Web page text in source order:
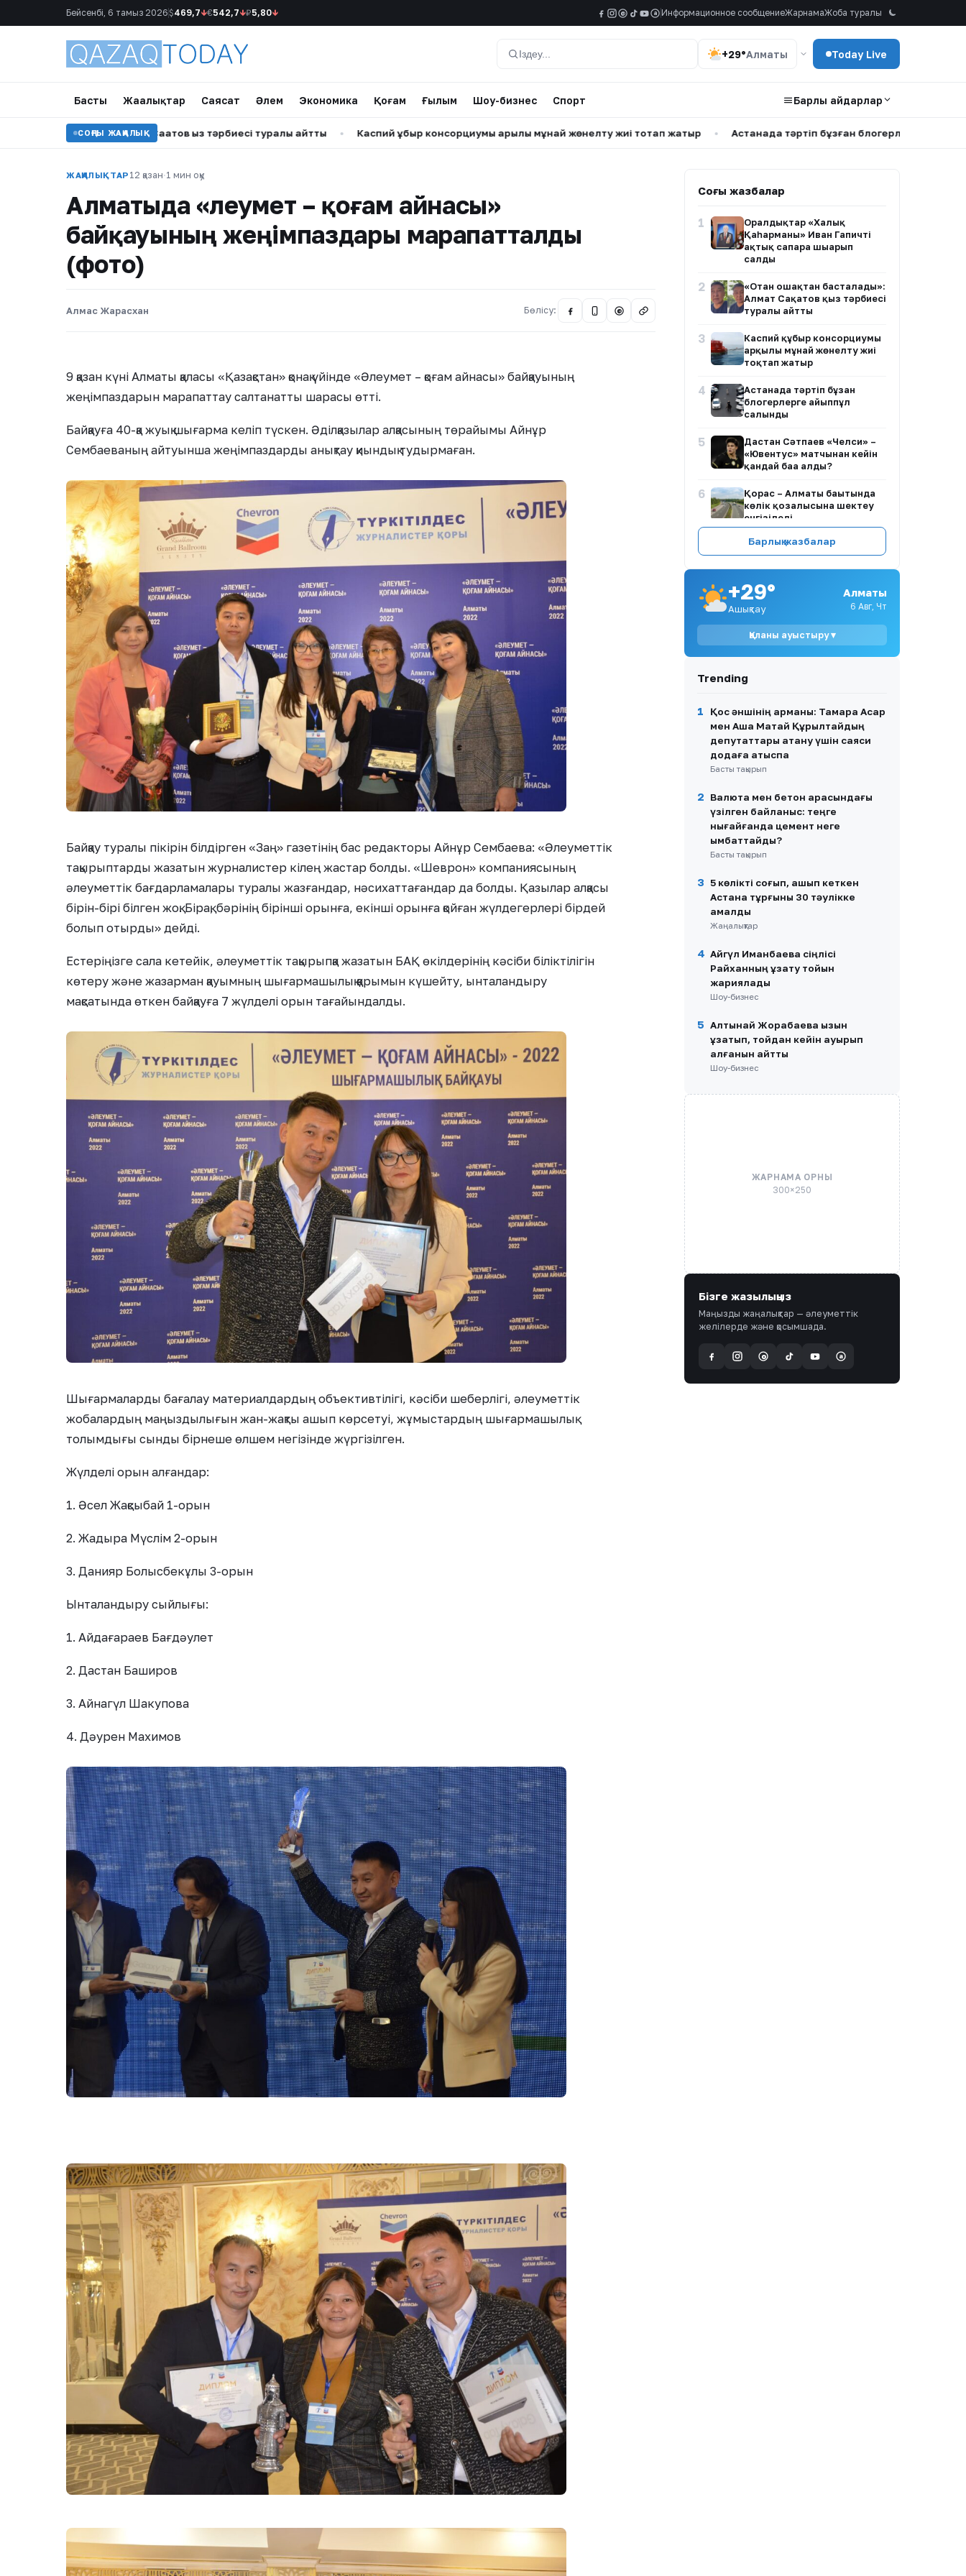
Бейсенбі, 6 тамыз 2026 $469,7↓€542,7↓₽5,80↓ @ a Информационное сообщениеЖарнамаЖоба туралы
Іздеу
+29°Алматы Today Live
Басты Жаңалықтар Саясат Әлем Экономика Қоғам Ғылым Шоу-бизнес Спорт Барлық айдарлар
СОҢҒЫ ЖАҢАЛЫҚ
Алмат Сақатов қыз тәрбиесі туралы айтты • Каспий құбыр консорциумы арқылы мұнай жөнелту жиі тоқтап жатыр • Астанада тәртіп бұзған блогерлерге айыппұл салынды
ЖАҢАЛЫҚТАР 12 қазан·1 мин оқу
Алматыда «Әлеумет – қоғам айнасы»
байқауының жеңімпаздары марапатталды
(фото)
Алмас Жарасхан Бөлісу: @
9 қазан күні Алматы қаласы «Қазақстан» қонақ үйінде «Әлеумет – қоғам айнасы» байқауының
жеңімпаздарын марапаттау салтанатты шарасы өтті.
Байқауға 40-қа жуық шығарма келіп түскен. Әділқазылар алқасының төрайымы Айнұр
Сембаеваның айтуынша жеңімпаздарды анықтау қиындық тудырмаған.
Байқау туралы пікірін білдірген «Заң» газетінің бас редакторы Айнұр Сембаева: «Әлеуметтік
тақырыптарды жазатын журналистер кілең жастар болды. «Шеврон» компаниясының
әлеуметтік бағдарламалары туралы жазғандар, нәсихаттағандар да болды. Қазылар алқасы
бірін-бірі білген жоқ. Бірақ, бәрінің бірінші орынға, екінші орынға қойған жүлдегерлері бірдей
болып отырды» дейді.
Естеріңізге сала кетейік, әлеуметтік тақырыпқа жазатын БАҚ өкілдерінің кәсіби біліктілігін
көтеру және жазарман қауымның шығармашылық қарымын күшейту, ынталандыру
мақсатында өткен байқауға 7 жүлделі орын тағайындалды.
Шығармаларды бағалау материалдардың объективтілігі, кәсіби шеберлігі, әлеуметтік
жобалардың маңыздылығын жан-жақты ашып көрсетуі, жұмыстардың шығармашылық
толымдығы сынды бірнеше өлшем негізінде жүргізілген.
Жүлделі орын алғандар:
1. Әсел Жақсыбай 1-орын
2. Жадыра Мүслім 2-орын
3. Данияр Болысбекұлы 3-орын
Ынталандыру сыйлығы:
1. Айдағараев Бағдәулет
2. Дастан Баширов
3. Айнагүл Шакупова
4. Дәурен Махимов
Соңғы жазбалар
1
Оралдықтар «Халық
Қаһарманы» Иван Гапичті
ақтық сапарға шығарып
салды
2
«Отан ошақтан басталады»:
Алмат Сақатов қыз тәрбиесі
туралы айтты
3
Каспий құбыр консорциумы
арқылы мұнай жөнелту жиі
тоқтап жатыр
4
Астанада тәртіп бұзған
блогерлерге айыппұл
салынды
5
Дастан Сәтпаев «Челси» –
«Ювентус» матчынан кейін
қандай баға алды?
6
Қорғас – Алматы бағытында
көлік қозғалысына шектеу
енгізіледі
«Артық кеттік!»: Танымал
блогер Мөлдір Анарбаева
тойда уағыз айтқан ер адамға
8
Ұлттық ұлан сапында 40-қа
қауіпсіздігін қамтамасыз
етіп жүр
9
баланы қағып кетті
10
Дүлей дауыл: Өскеменде 25
мыңға жуық абонент
жарықсыз қалды
Барлық жазбалар
+29°
Ашықтау
Алматы
6 Авг, Чт
Қаланы ауыстыру ▾
Trending
1
Қос әншінің арманы: Тамара Асар
мен Аша Матай Құрылтайдың
депутаттары атану үшін саяси
додаға қатыспақ
Басты тақырып
2
Валюта мен бетон арасындағы
үзілген байланыс: теңге
нығайғанда цемент неге
қымбаттайды?
Басты тақырып
3
5 көлікті соғып, қашып кеткен
Астана тұрғыны 30 тәулікке
қамалды
Жаңалықтар
4 Айгүл Иманбаева сіңлісі
Райханның ұзату тойын
жариялады
Шоу-бизнес
5 Алтынай Жорабаева қызын
ұзатып, тойдан кейін ауырып
қалғанын айтты
Шоу-бизнес
ЖАРНАМА ОРНЫ
300×250
Бізге жазылыңыз
Маңызды жаңалықтар — әлеуметтік
желілерде және қосымшада.
@ a